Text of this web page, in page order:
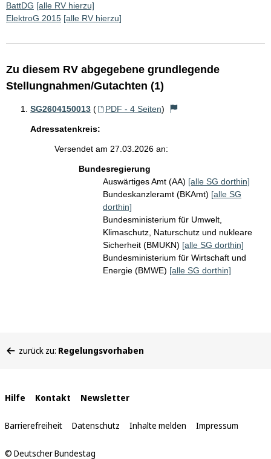
BattDG [alle RV hierzu]
ElektroG 2015 [alle RV hierzu]
Zu diesem RV abgegebene grundlegende
Stellungnahmen/Gutachten (1)
SG2604150013 ( PDF - 4 Seiten)
Adressatenkreis:
Versendet am 27.03.2026 an:
Bundesregierung
Auswärtiges Amt (AA) [alle SG dorthin]
Bundeskanzleramt (BKAmt) [alle SG
dorthin]
Bundesministerium für Umwelt,
Klimaschutz, Naturschutz und nukleare
Sicherheit (BMUKN) [alle SG dorthin]
Bundesministerium für Wirtschaft und
Energie (BMWE) [alle SG dorthin]
befinden
zurück zu: Regelungsvorhaben
Interne
Links
Hilfe Kontakt Newsletter
Barrierefreiheit Datenschutz Inhalte melden Impressum
© Deutscher Bundestag